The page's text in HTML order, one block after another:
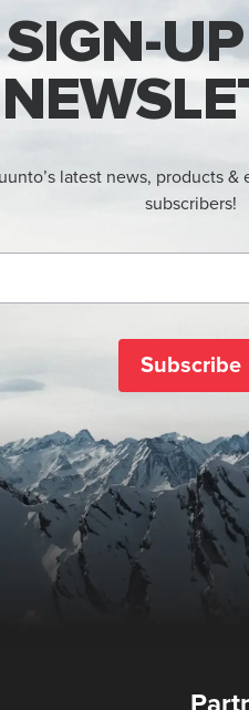
SIGN-
latest news, products
subscribers!
Subscribe